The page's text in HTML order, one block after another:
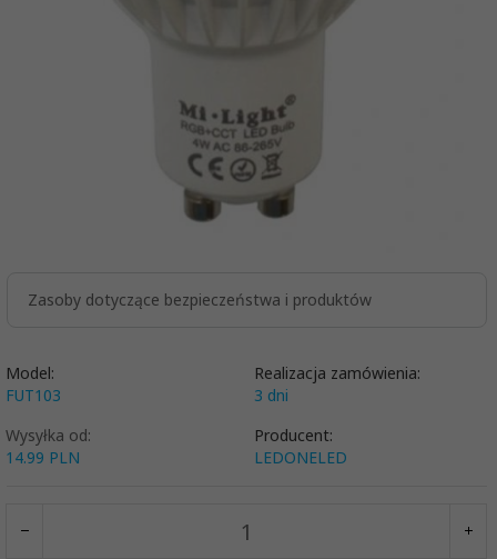
Zasoby dotyczące bezpieczeństwa i produktów
Model:
FUT103
Realizacja zamówienia:
3 dni
Wysyłka od:
14.99 PLN
Producent:
LEDONELED